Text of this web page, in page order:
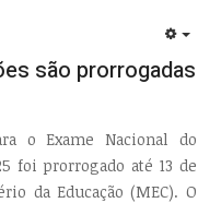
são prorrogadas
o Exame Nacional do
foi prorrogado até 13 de
da Educação (MEC). O